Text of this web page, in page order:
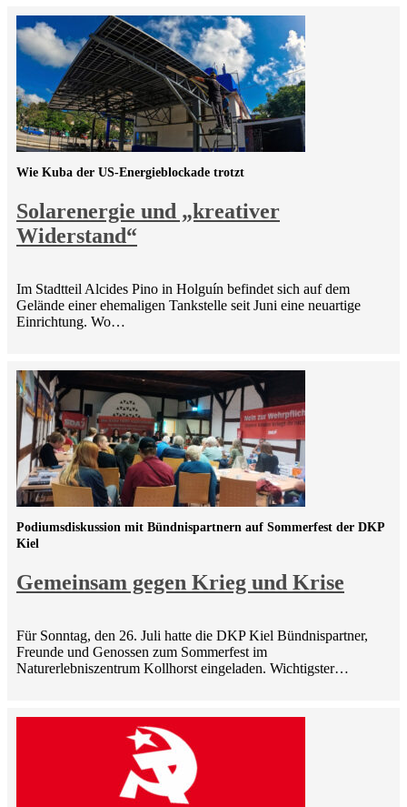
Solarenergie und „kreativer
Widerstand“
Wie Kuba der US-Energieblockade trotzt
Im Stadtteil Alcides Pino in Holguín befindet sich auf dem
Gelände einer ehemaligen Tankstelle seit Juni eine neuartige
Einrichtung. Wo…
Gemeinsam gegen Krieg und Krise
Podiumsdiskussion mit Bündnispartnern auf Sommerfest der DKP
Kiel
Für Sonntag, den 26. Juli hatte die DKP Kiel Bündnispartner,
Freunde und Genossen zum Sommerfest im
Naturerlebniszentrum Kollhorst eingeladen. Wichtigster…